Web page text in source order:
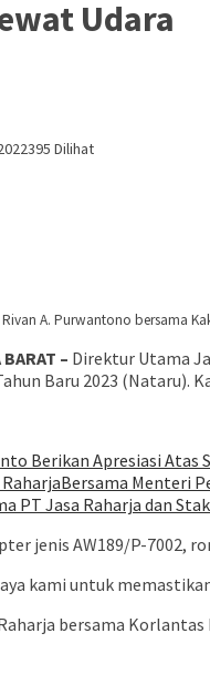
Udara
395 Dilihat
A. Purwantono bersama
– Direktur Utama
Baru 2023
Berikan Apresiasi Atas
Menteri
PT Jasa Raharja dan
jenis AW189/P-7002,
kami untuk
bersama